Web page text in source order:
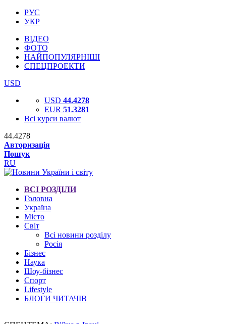
РУС
УКР
ВІДЕО
ФОТО
НАЙПОПУЛЯРНІШІ
СПЕЦПРОЕКТИ
USD
USD 44.4278
EUR 51.3281
Всі курси валют
44.4278
Авторизація
Пошук
RU
ВСІ РОЗДІЛИ
Головна
Україна
Місто
Світ
Всі новини розділу
Росія
Бізнес
Наука
Шоу-бізнес
Спорт
Lifestyle
БЛОГИ ЧИТАЧІВ